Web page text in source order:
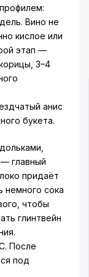
Вино не
кислое или
этап —
3–4
анис
букета.
главный
придаёт
немного сока
чтобы
глинтвейн
После
под